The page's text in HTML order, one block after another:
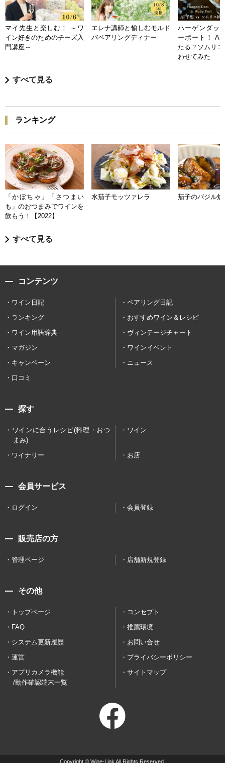
マイ先生と楽しむ！ ～ワ
イン好きのためのチーズ入
門講座～
エレナ講師と愉しむモルド
バペアリングディナー
ハーゲンダッ
ーポート！ AI
たる？ソムリ
わせてみた
すべて見る
ランキング
「かぼちゃ」「さつまい
も」のおつまみでワインを
飲もう！【2022】
水茄子モッツァレラ 茄子のバジル炒
すべて見る
コンテンツ
ワイン日記
ペアリング日記
ランキング
おすすめワイン＆レシピ
ワイン用語辞典
ヴィンテージチャート
マガジン
ワインイベント
キャンペーン
ニュース
口コミ
探す
ワインに合うレシピ(料理・おつ
まみ)
ワイン
ワイナリー お店
会員サービス
ログイン 会員登録
販売店の方
管理ページ 店舗新規登録
その他
トップページ
コンセプト
FAQ
推薦環境
システム更新履歴
お問い合せ
運営
プライバシーポリシー
アプリカメラ機能
/動作確認端末一覧
サイトマップ
Copyright © Wine-Link All Rights Reserved.